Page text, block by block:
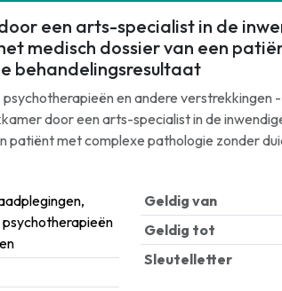
een arts-specialist in de
medisch dossier van een
behandelingsresultaat
en andere verstrekkingen
door een arts-specialist in de
patiënt met complexe pathologie zonder
Geldig van
Geldig tot
Sleutelletter